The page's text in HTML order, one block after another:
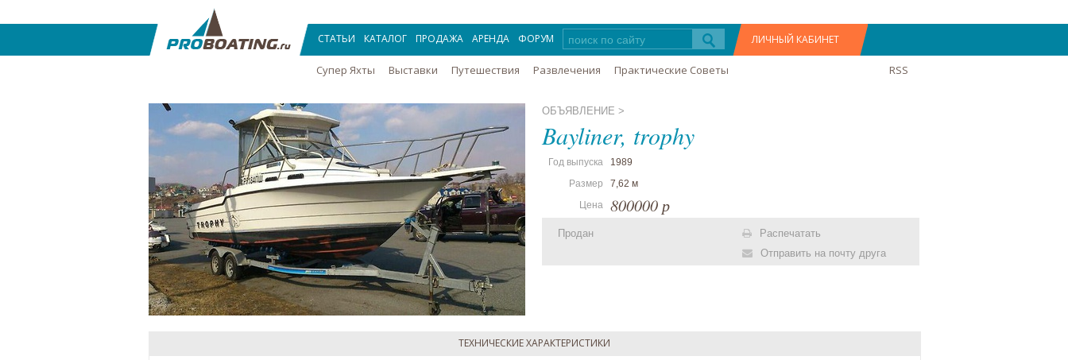
СТАТЬИ КАТАЛОГ ПРОДАЖА АРЕНДА ФОРУМ ЛИЧНЫЙ КАБИНЕТ
Супер Яхты Выставки Путешествия Развлечения Практические Советы RSS
ОБЪЯВЛЕНИЕ >
Bayliner, trophy
Год выпуска
1989
Размер
7,62 м
Цена
800000 р
Продан
Распечатать
Отправить на почту друга
ТЕХНИЧЕСКИЕ ХАРАКТЕРИСТИКИ